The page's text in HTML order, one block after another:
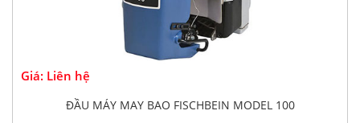
Giá: Liên hệ
ĐẦU MÁY MAY BAO FISCHBEIN MODEL 100